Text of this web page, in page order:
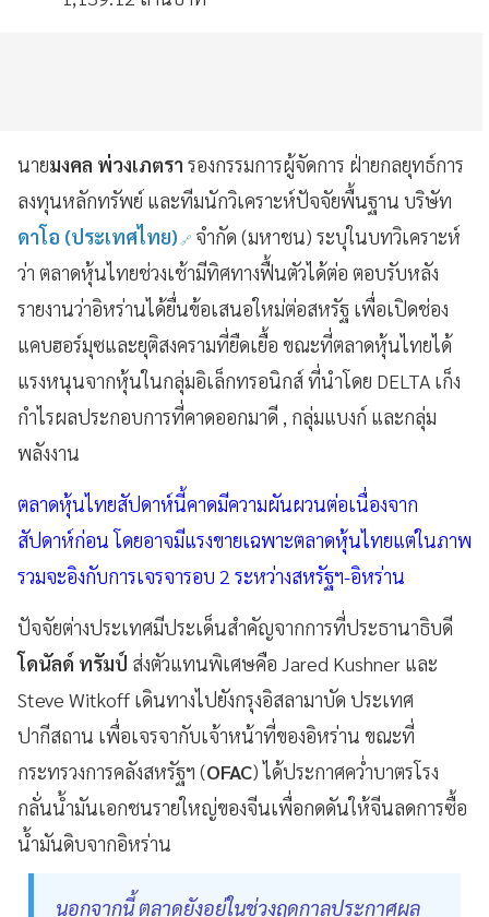
นายมงคล พ่วงเภตรา รองกรรมการผู้จัดการ ฝ่ายกลยุทธ์การ
ลงทุนหลักทรัพย์ และทีมนักวิเคราะห์ปัจจัยพื้นฐาน บริษัท
ดาโอ (ประเทศไทย) จำกัด (มหาชน) ระบุในบทวิเคราะห์
ว่า ตลาดหุ้นไทยช่วงเช้ามีทิศทางฟื้นตัวได้ต่อ ตอบรับหลัง
รายงานว่าอิหร่านได้ยื่นข้อเสนอใหม่ต่อสหรัฐ เพื่อเปิดช่อง
แคบฮอร์มุซและยุติสงครามที่ยืดเยื้อ ขณะที่ตลาดหุ้นไทยได้
แรงหนุนจากหุ้นในกลุ่มอิเล็กทรอนิกส์ ที่นำโดย DELTA เก็ง
กำไรผลประกอบการที่คาดออกมาดี , กลุ่มแบงก์ และกลุ่ม
พลังงาน
ตลาดหุ้นไทยสัปดาห์นี้คาดมีความผันผวนต่อเนื่องจาก
สัปดาห์ก่อน โดยอาจมีแรงขายเฉพาะตลาดหุ้นไทยแต่ในภาพ
รวมจะอิงกับการเจรจารอบ 2 ระหว่างสหรัฐฯ-อิหร่าน
ปัจจัยต่างประเทศมีประเด็นสำคัญจากการที่ประธานาธิบดี
โดนัลด์ ทรัมป์ ส่งตัวแทนพิเศษคือ Jared Kushner และ
Steve Witkoff เดินทางไปยังกรุงอิสลามาบัด ประเทศ
ปากีสถาน เพื่อเจรจากับเจ้าหน้าที่ของอิหร่าน ขณะที่
กระทรวงการคลังสหรัฐฯ (OFAC) ได้ประกาศคว่ำบาตรโรง
กลั่นน้ำมันเอกชนรายใหญ่ของจีนเพื่อกดดันให้จีนลดการซื้อ
น้ำมันดิบจากอิหร่าน
นอกจากนี้ ตลาดยังอยู่ในช่วงฤดูกาลประกาศผล